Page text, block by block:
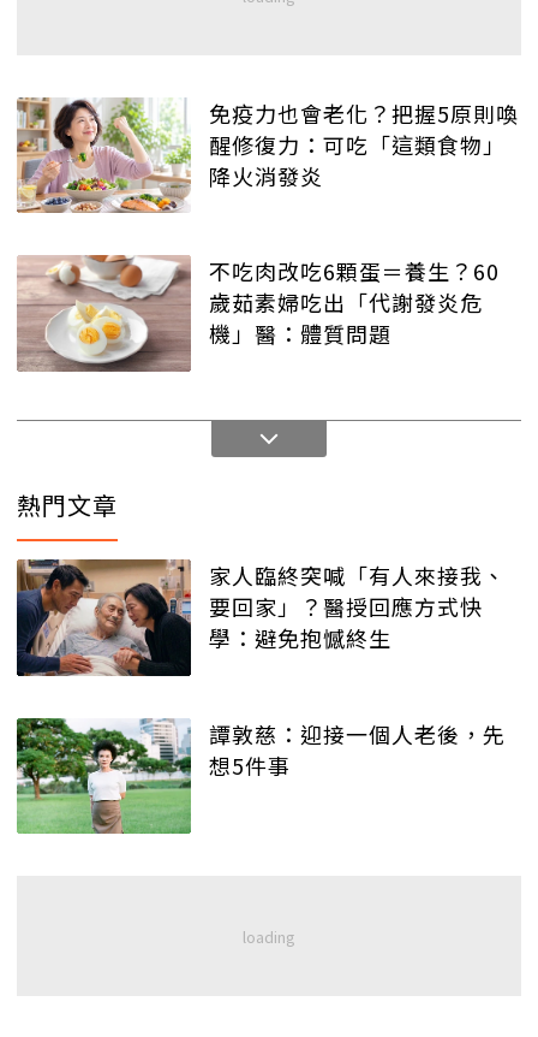
免疫力也會老化？把握5原則喚
醒修復力：可吃「這類食物」
降火消發炎
不吃肉改吃6顆蛋＝養生？60
歲茹素婦吃出「代謝發炎危
機」醫：體質問題
熱門文章
家人臨終突喊「有人來接我、
要回家」？醫授回應方式快
學：避免抱憾終生
譚敦慈：迎接一個人老後，先
想5件事